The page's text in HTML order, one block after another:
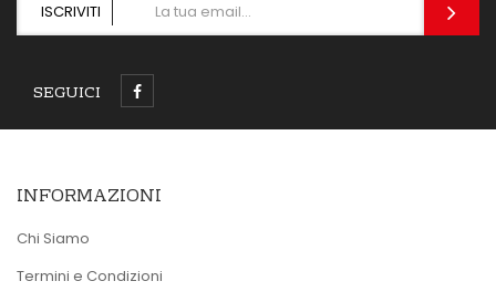
ISCRIVITI
SEGUICI
INFORMAZIONI
Chi Siamo
Termini e Condizioni